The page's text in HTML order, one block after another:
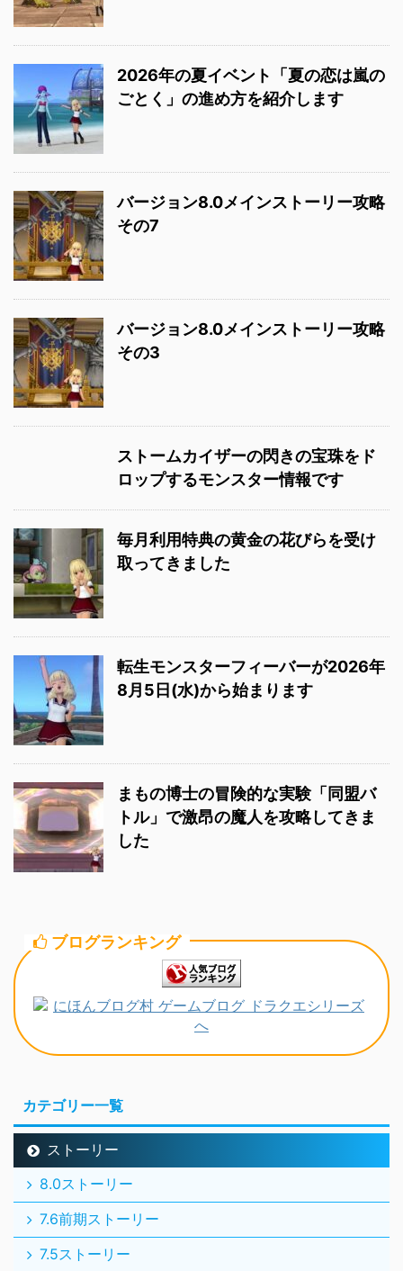
2026年の夏イベント「夏の恋は嵐の
ごとく」の進め方を紹介します
バージョン8.0メインストーリー攻略
その7
バージョン8.0メインストーリー攻略
その3
ストームカイザーの閃きの宝珠をド
ロップするモンスター情報です
毎月利用特典の黄金の花びらを受け
取ってきました
転生モンスターフィーバーが2026年
8月5日(水)から始まります
まもの博士の冒険的な実験「同盟バ
トル」で激昂の魔人を攻略してきま
した
ブログランキング
カテゴリー一覧
ストーリー
8.0ストーリー
7.6前期ストーリー
7.5ストーリー